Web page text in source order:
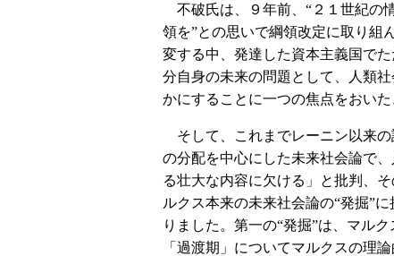
不破氏は、９年前、“２１世紀の
領を”との思いで綱領改定に取り組
変する中、発達した資本主義国で
分自身の未来の問題として、人類
かにすることに一つの焦点をおいた
そして、これまでレーニン以来の
の分配を中心にした未来社会論で
る壮大な内容に欠ける」と批判、
ルクス本来の未来社会論の“発掘”
りました。第一の“発掘”は、マル
「過渡期」についてマルクスの理